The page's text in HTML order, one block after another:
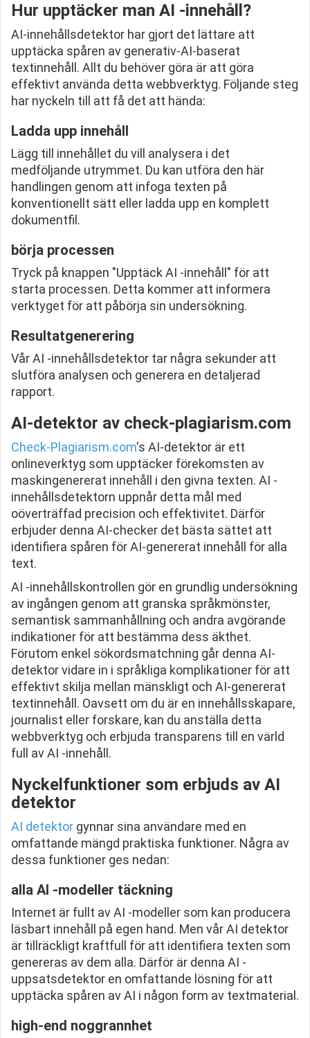
Hur upptäcker man AI -innehåll?
AI-innehållsdetektor har gjort det lättare att
upptäcka spåren av generativ-AI-baserat
textinnehåll. Allt du behöver göra är att göra
effektivt använda detta webbverktyg. Följande steg
har nyckeln till att få det att hända:
Ladda upp innehåll
Lägg till innehållet du vill analysera i det
medföljande utrymmet. Du kan utföra den här
handlingen genom att infoga texten på
konventionellt sätt eller ladda upp en komplett
dokumentfil.
börja processen
Tryck på knappen "Upptäck AI -innehåll" för att
starta processen. Detta kommer att informera
verktyget för att påbörja sin undersökning.
Resultatgenerering
Vår AI -innehållsdetektor tar några sekunder att
slutföra analysen och generera en detaljerad
rapport.
AI-detektor av check-plagiarism.com
Check-Plagiarism.com's AI-detektor är ett
onlineverktyg som upptäcker förekomsten av
maskingenererat innehåll i den givna texten. AI -
innehållsdetektorn uppnår detta mål med
oöverträffad precision och effektivitet. Därför
erbjuder denna AI-checker det bästa sättet att
identifiera spåren för AI-genererat innehåll för alla
text.
AI -innehållskontrollen gör en grundlig undersökning
av ingången genom att granska språkmönster,
semantisk sammanhållning och andra avgörande
indikationer för att bestämma dess äkthet.
Förutom enkel sökordsmatchning går denna AI-
detektor vidare in i språkliga komplikationer för att
effektivt skilja mellan mänskligt och AI-genererat
textinnehåll. Oavsett om du är en innehållsskapare,
journalist eller forskare, kan du anställa detta
webbverktyg och erbjuda transparens till en värld
full av AI -innehåll.
Nyckelfunktioner som erbjuds av AI
detektor
AI detektor gynnar sina användare med en
omfattande mängd praktiska funktioner. Några av
dessa funktioner ges nedan:
alla AI -modeller täckning
Internet är fullt av AI -modeller som kan producera
läsbart innehåll på egen hand. Men vår AI detektor
är tillräckligt kraftfull för att identifiera texten som
genereras av dem alla. Därför är denna AI -
uppsatsdetektor en omfattande lösning för att
upptäcka spåren av AI i någon form av textmaterial.
high-end noggrannhet